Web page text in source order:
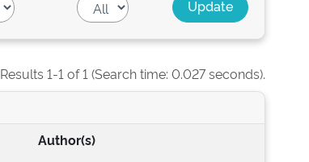
Results 1-1 of 1 (Search time: 0.027 seconds).
Author(s)